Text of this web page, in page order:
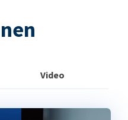
Video